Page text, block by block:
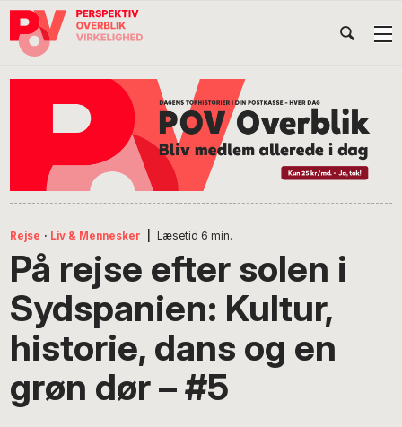
Gå
direkte
Skip
indhold
Gå
direkte
Rejse · Liv & Mennesker Læsetid 6 min.
På rejse efter solen i
Sydspanien: Kultur,
historie, dans og en
grøn dør – #5